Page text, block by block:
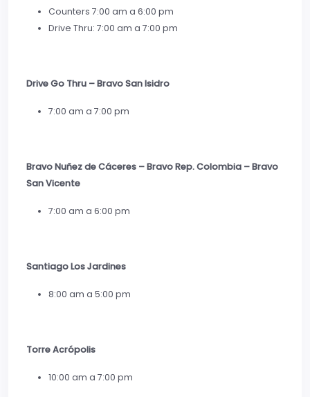
Counters 7:00 am a 6:00 pm
Drive Thru: 7:00 am a 7:00 pm
Drive Go Thru – Bravo San Isidro
7:00 am a 7:00 pm
Bravo Nuñez de Cáceres – Bravo Rep. Colombia – Bravo
San Vicente
7:00 am a 6:00 pm
Santiago Los Jardines
8:00 am a 5:00 pm
Torre Acrópolis
10:00 am a 7:00 pm